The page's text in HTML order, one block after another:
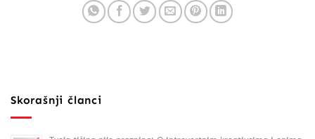
Skorašnji članci